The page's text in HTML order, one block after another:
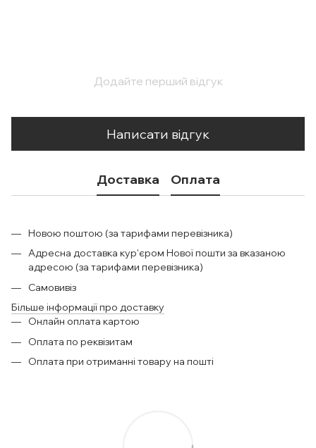
Додайте перший відгук
Написати відгук
Доставка Оплата
Новою поштою (за тарифами перевізника)
Адресна доставка кур'єром Нової пошти за вказаною
адресою (за тарифами перевізника)
Самовивіз
Більше інформації про доставку
Онлайн оплата картою
Оплата по реквізитам
Оплата при отриманні товару на пошті